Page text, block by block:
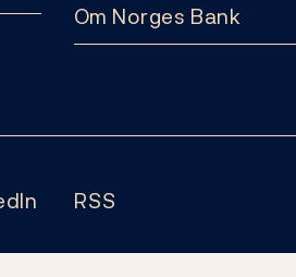
Om Norges Bank
RSS